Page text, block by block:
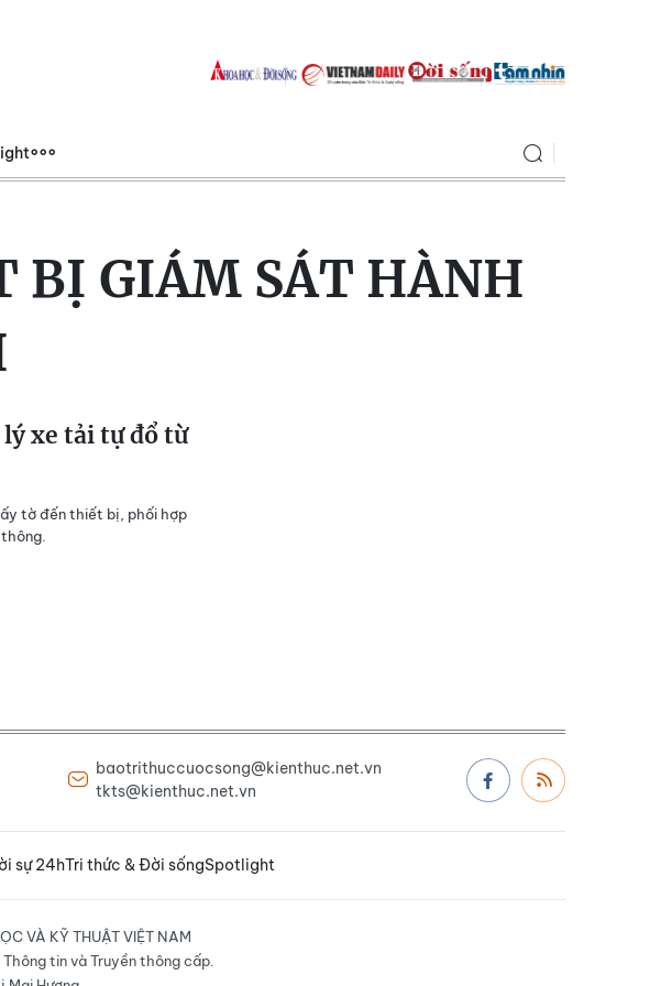
BỊ GIÁM SÁT HÀNH
xe tải tự đổ từ
tờ đến thiết bị, phối hợp
baotrithuccuocsong@kienthuc.net.vn
tkts@kienthuc.net.vn
sự 24hTri thức & Đời sốngSpotlight
VÀ KỸ THUẬT VIỆT NAM
tin và Truyền thông cấp.